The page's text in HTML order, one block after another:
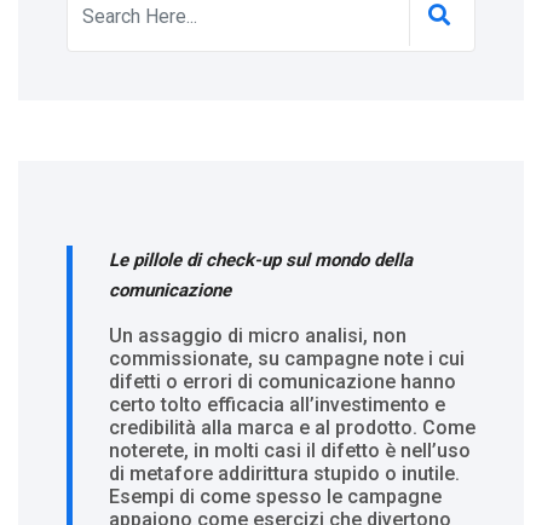
Le pillole di check-up sul mondo della
comunicazione
Un assaggio di micro analisi, non
commissionate, su campagne note i cui
difetti o errori di comunicazione hanno
certo tolto efficacia all’investimento e
credibilità alla marca e al prodotto. Come
noterete, in molti casi il difetto è nell’uso
di metafore addirittura stupido o inutile.
Esempi di come spesso le campagne
appaiono come esercizi che divertono